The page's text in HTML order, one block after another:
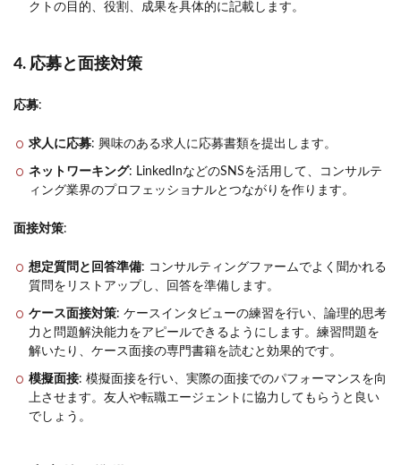
クトの目的、役割、成果を具体的に記載します。
4. 応募と面接対策
応募:
求人に応募: 興味のある求人に応募書類を提出します。
ネットワーキング: LinkedInなどのSNSを活用して、コンサルテ
ィング業界のプロフェッショナルとつながりを作ります。
面接対策:
想定質問と回答準備: コンサルティングファームでよく聞かれる
質問をリストアップし、回答を準備します。
ケース面接対策: ケースインタビューの練習を行い、論理的思考
力と問題解決能力をアピールできるようにします。練習問題を
解いたり、ケース面接の専門書籍を読むと効果的です。
模擬面接: 模擬面接を行い、実際の面接でのパフォーマンスを向
上させます。友人や転職エージェントに協力してもらうと良い
でしょう。